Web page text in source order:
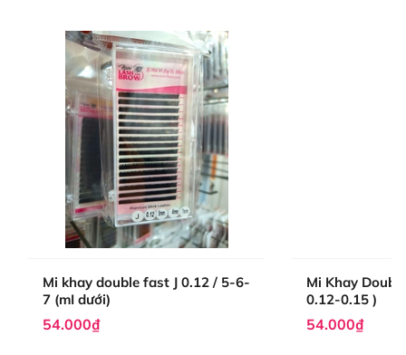
Mi khay double fast J 0.12 / 5-6-
7 (mI dưới)
54.000₫
Mi Khay
0.12-0.15 )
54.000₫